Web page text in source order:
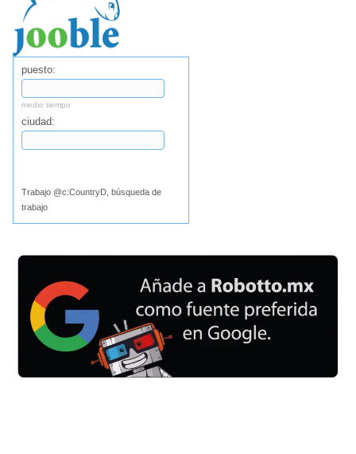
puesto:
medio tiempo
ciudad:
Trabajo @c:CountryD, búsqueda de
trabajo